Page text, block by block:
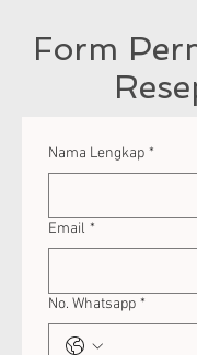
Form
Nama Lengkap *
Email *
No. Whatsapp *